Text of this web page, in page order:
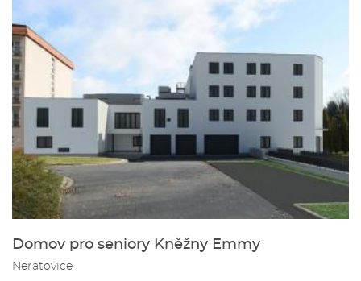
Domov pro seniory Kněžny Emmy
Neratovice